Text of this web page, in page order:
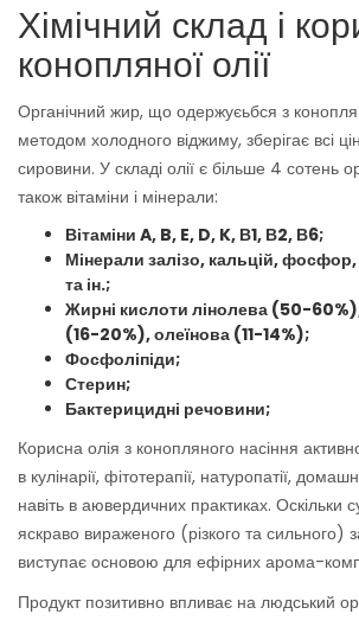
Хімічний склад і
конопляної олії
Органічний жир, що одержуєьбся з
методом холодного віджиму, зберігає всі
сировини. У складі олії є більше 4 сотень
також вітаміни і мінерали:
Вітаміни A, B, E, D, K, В1, В2, В6;
Мінерали залізо, кальцій,
та ін.;
Жирні кислоти лінолева (50-
(16-20%), олеїнова (11-14%);
Фосфоліпіди;
Стерин;
Бактерицидні речовини;
Корисна олія з конопляного насіння
в кулінарії, фітотерапії, натуропатії,
навіть в аювердичних практиках. Оскільки
яскраво вираженого (різкого та сильного)
виступає основою для ефірних арома-
Продукт позитивно впливає на людський